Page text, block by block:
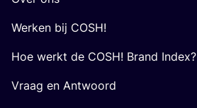
Werken bij COSH!
Hoe werkt de COSH! Brand Index?
Vraag en Antwoord